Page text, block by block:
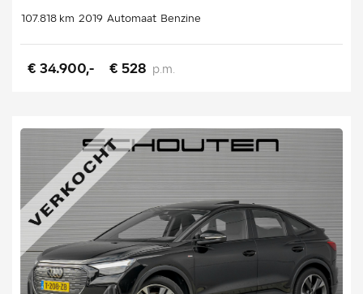
107.818 km 2019 Automaat Benzine
€ 34.900,- € 528 p.m.